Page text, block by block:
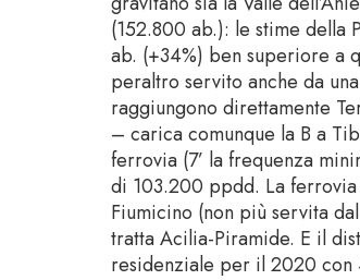
(152.800 ab.): le stime
ab. (+34%) ben superiore a
peraltro servito anche da
raggiungono direttamente
– carica comunque la B a
ferrovia (7’ la frequenza
di 103.200 ppdd. La
Fiumicino (non più servita
tratta Acilia-Piramide. E il
residenziale per il 2020 con